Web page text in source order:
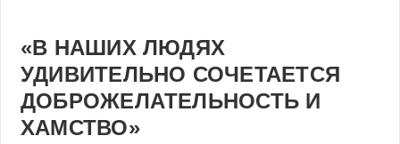
«В НАШИХ ЛЮДЯХ
УДИВИТЕЛЬНО СОЧЕТАЕТСЯ
ДОБРОЖЕЛАТЕЛЬНОСТЬ И
ХАМСТВО»